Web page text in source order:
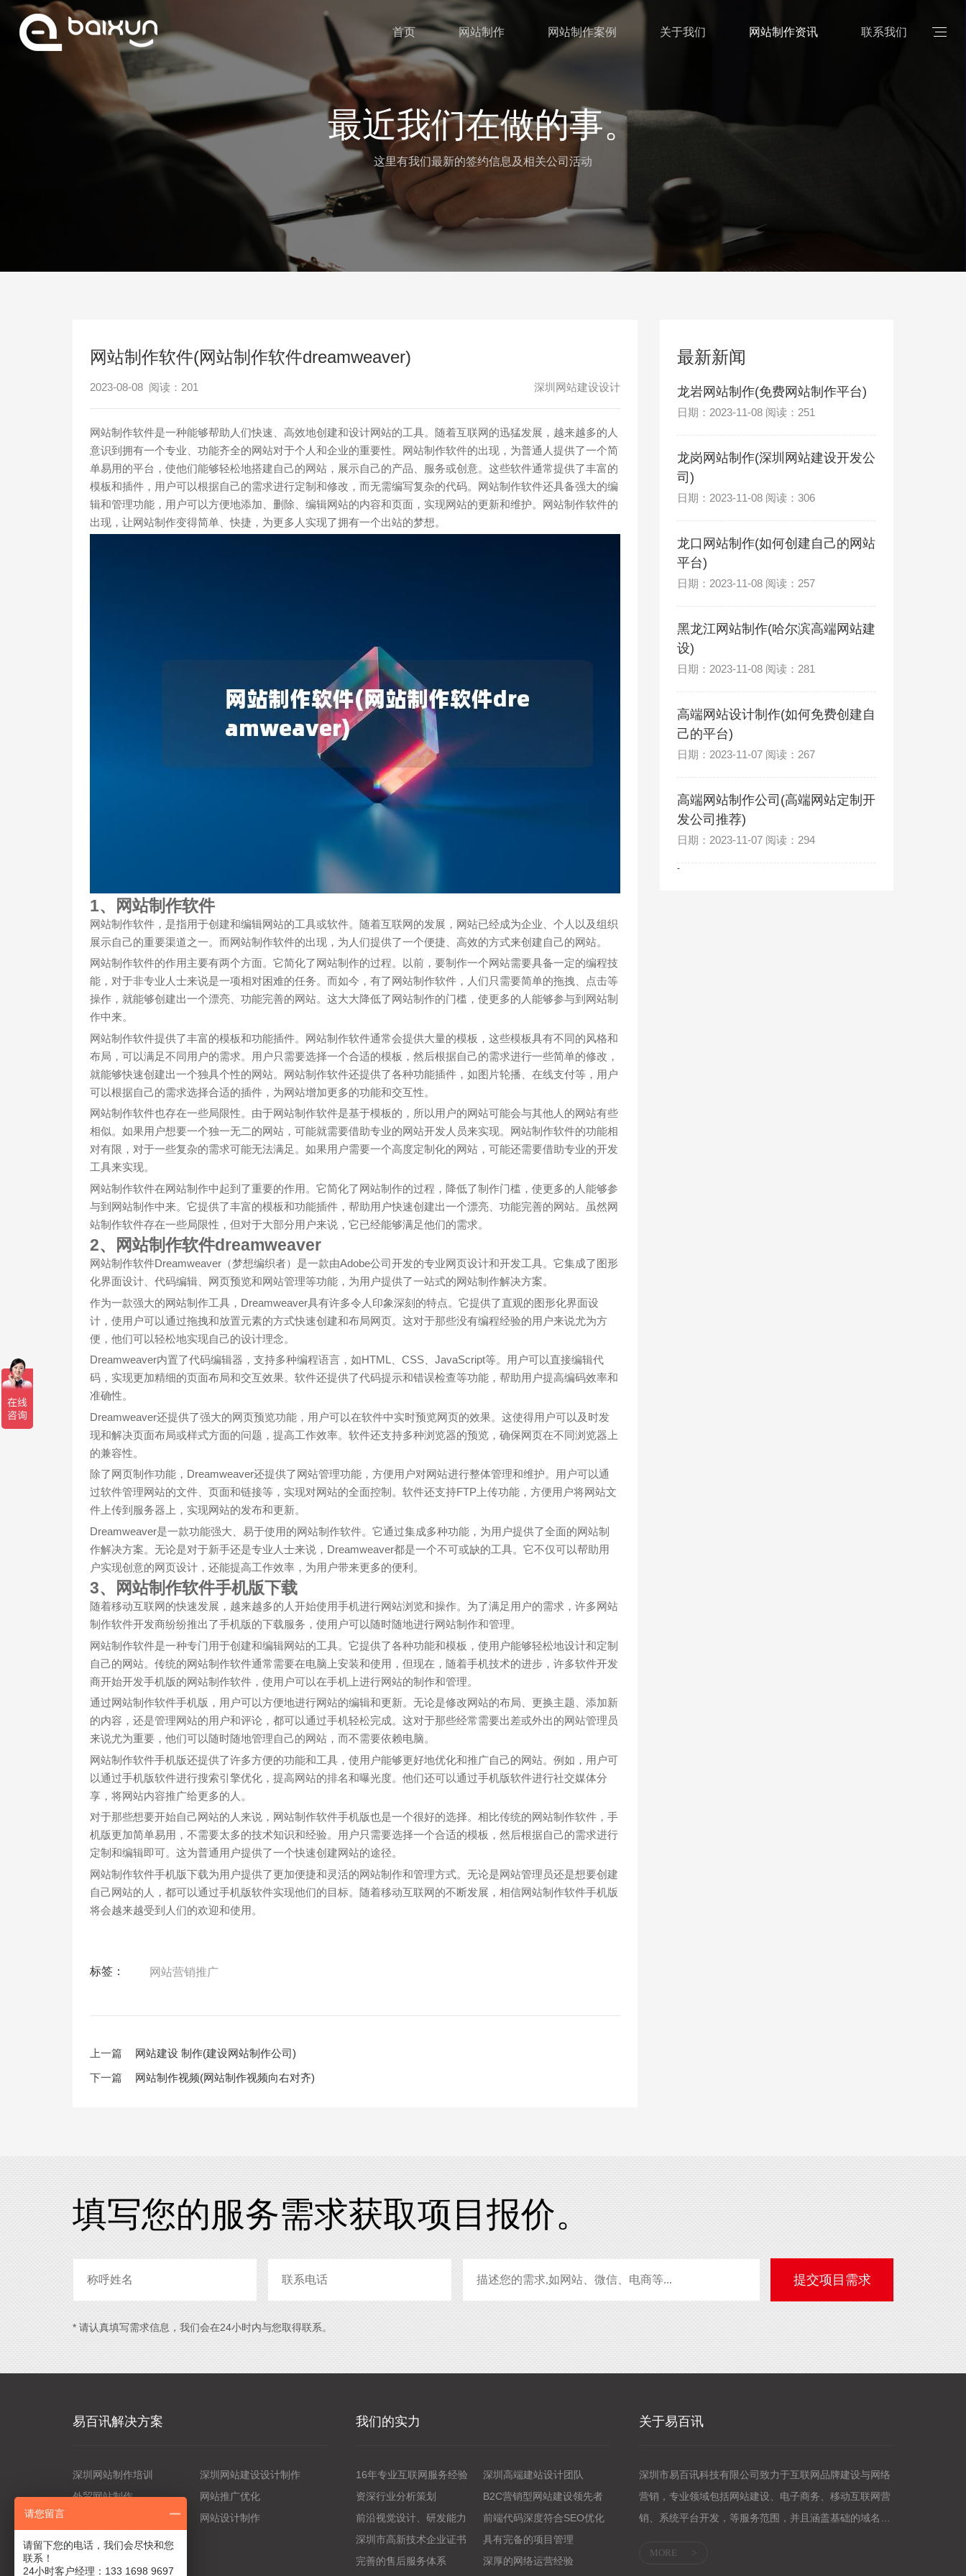
首页 网站制作 网站制作案例 关于我们 网站制作资讯 联系我们
最近我们在做的事。
这里有我们最新的签约信息及相关公司活动
网站制作软件(网站制作软件dreamweaver)
2023-08-08 阅读： 201 深圳网站建设设计
网站制作软件是一种能够帮助人们快速、高效地创建和设计网站的工具。随着互联网的迅猛发展，越来越多的人
意识到拥有一个专业、功能齐全的网站对于个人和企业的重要性。网站制作软件的出现，为普通人提供了一个简
单易用的平台，使他们能够轻松地搭建自己的网站，展示自己的产品、服务或创意。这些软件通常提供了丰富的
模板和插件，用户可以根据自己的需求进行定制和修改，而无需编写复杂的代码。网站制作软件还具备强大的编
辑和管理功能，用户可以方便地添加、删除、编辑网站的内容和页面，实现网站的更新和维护。网站制作软件的
出现，让网站制作变得简单、快捷，为更多人实现了拥有一个出站的梦想。
1、网站制作软件
网站制作软件，是指用于创建和编辑网站的工具或软件。随着互联网的发展，网站已经成为企业、个人以及组织
展示自己的重要渠道之一。而网站制作软件的出现，为人们提供了一个便捷、高效的方式来创建自己的网站。
网站制作软件的作用主要有两个方面。它简化了网站制作的过程。以前，要制作一个网站需要具备一定的编程技
能，对于非专业人士来说是一项相对困难的任务。而如今，有了网站制作软件，人们只需要简单的拖拽、点击等
操作，就能够创建出一个漂亮、功能完善的网站。这大大降低了网站制作的门槛，使更多的人能够参与到网站制
作中来。
网站制作软件提供了丰富的模板和功能插件。网站制作软件通常会提供大量的模板，这些模板具有不同的风格和
布局，可以满足不同用户的需求。用户只需要选择一个合适的模板，然后根据自己的需求进行一些简单的修改，
就能够快速创建出一个独具个性的网站。网站制作软件还提供了各种功能插件，如图片轮播、在线支付等，用户
可以根据自己的需求选择合适的插件，为网站增加更多的功能和交互性。
网站制作软件也存在一些局限性。由于网站制作软件是基于模板的，所以用户的网站可能会与其他人的网站有些
相似。如果用户想要一个独一无二的网站，可能就需要借助专业的网站开发人员来实现。网站制作软件的功能相
对有限，对于一些复杂的需求可能无法满足。如果用户需要一个高度定制化的网站，可能还需要借助专业的开发
工具来实现。
网站制作软件在网站制作中起到了重要的作用。它简化了网站制作的过程，降低了制作门槛，使更多的人能够参
与到网站制作中来。它提供了丰富的模板和功能插件，帮助用户快速创建出一个漂亮、功能完善的网站。虽然网
站制作软件存在一些局限性，但对于大部分用户来说，它已经能够满足他们的需求。
2、网站制作软件dreamweaver
网站制作软件Dreamweaver（梦想编织者）是一款由Adobe公司开发的专业网页设计和开发工具。它集成了图形
化界面设计、代码编辑、网页预览和网站管理等功能，为用户提供了一站式的网站制作解决方案。
作为一款强大的网站制作工具，Dreamweaver具有许多令人印象深刻的特点。它提供了直观的图形化界面设
计，使用户可以通过拖拽和放置元素的方式快速创建和布局网页。这对于那些没有编程经验的用户来说尤为方
便，他们可以轻松地实现自己的设计理念。
Dreamweaver内置了代码编辑器，支持多种编程语言，如HTML、CSS、JavaScript等。用户可以直接编辑代
码，实现更加精细的页面布局和交互效果。软件还提供了代码提示和错误检查等功能，帮助用户提高编码效率和
准确性。
Dreamweaver还提供了强大的网页预览功能，用户可以在软件中实时预览网页的效果。这使得用户可以及时发
现和解决页面布局或样式方面的问题，提高工作效率。软件还支持多种浏览器的预览，确保网页在不同浏览器上
的兼容性。
除了网页制作功能，Dreamweaver还提供了网站管理功能，方便用户对网站进行整体管理和维护。用户可以通
过软件管理网站的文件、页面和链接等，实现对网站的全面控制。软件还支持FTP上传功能，方便用户将网站文
件上传到服务器上，实现网站的发布和更新。
Dreamweaver是一款功能强大、易于使用的网站制作软件。它通过集成多种功能，为用户提供了全面的网站制
作解决方案。无论是对于新手还是专业人士来说，Dreamweaver都是一个不可或缺的工具。它不仅可以帮助用
户实现创意的网页设计，还能提高工作效率，为用户带来更多的便利。
3、网站制作软件手机版下载
随着移动互联网的快速发展，越来越多的人开始使用手机进行网站浏览和操作。为了满足用户的需求，许多网站
制作软件开发商纷纷推出了手机版的下载服务，使用户可以随时随地进行网站制作和管理。
网站制作软件是一种专门用于创建和编辑网站的工具。它提供了各种功能和模板，使用户能够轻松地设计和定制
自己的网站。传统的网站制作软件通常需要在电脑上安装和使用，但现在，随着手机技术的进步，许多软件开发
商开始开发手机版的网站制作软件，使用户可以在手机上进行网站的制作和管理。
通过网站制作软件手机版，用户可以方便地进行网站的编辑和更新。无论是修改网站的布局、更换主题、添加新
的内容，还是管理网站的用户和评论，都可以通过手机轻松完成。这对于那些经常需要出差或外出的网站管理员
来说尤为重要，他们可以随时随地管理自己的网站，而不需要依赖电脑。
网站制作软件手机版还提供了许多方便的功能和工具，使用户能够更好地优化和推广自己的网站。例如，用户可
以通过手机版软件进行搜索引擎优化，提高网站的排名和曝光度。他们还可以通过手机版软件进行社交媒体分
享，将网站内容推广给更多的人。
对于那些想要开始自己网站的人来说，网站制作软件手机版也是一个很好的选择。相比传统的网站制作软件，手
机版更加简单易用，不需要太多的技术知识和经验。用户只需要选择一个合适的模板，然后根据自己的需求进行
定制和编辑即可。这为普通用户提供了一个快速创建网站的途径。
网站制作软件手机版下载为用户提供了更加便捷和灵活的网站制作和管理方式。无论是网站管理员还是想要创建
自己网站的人，都可以通过手机版软件实现他们的目标。随着移动互联网的不断发展，相信网站制作软件手机版
将会越来越受到人们的欢迎和使用。
标签： 网站营销推广
上一篇
网站建设 制作(建设网站制作公司)
下一篇
网站制作视频(网站制作视频向右对齐)
最新新闻
龙岩网站制作(免费网站制作平台)
日期：2023-11-08 阅读：251
龙岗网站制作(深圳网站建设开发公
司)
日期：2023-11-08 阅读：306
龙口网站制作(如何创建自己的网站
平台)
日期：2023-11-08 阅读：257
黑龙江网站制作(哈尔滨高端网站建
设)
日期：2023-11-08 阅读：281
高端网站设计制作(如何免费创建自
己的平台)
日期：2023-11-07 阅读：267
高端网站制作公司(高端网站定制开
发公司推荐)
日期：2023-11-07 阅读：294
-
填写您的服务需求获取项目报价。
* 请认真填写需求信息，我们会在24小时内与您取得联系。
易百讯解决方案
深圳网站制作培训
深圳网站建设设计制作
外贸网站制作
网站推广优化
网站设计制作
我们的实力
16年专业互联网服务经验
深圳高端建站设计团队
资深行业分析策划
B2C营销型网站建设领先者
前沿视觉设计、研发能力
前端代码深度符合SEO优化
深圳市高新技术企业证书
具有完备的项目管理
完善的售后服务体系
深厚的网络运营经验
关于易百讯
深圳市易百讯科技有限公司致力于互联网品牌建设与网络
营销，专业领域包括网站建设、电子商务、移动互联网营
销、系统平台开发，等服务范围，并且涵盖基础的域名服
MORE >
请您留言
请留下您的电话，我们会尽快和您
联系！
24小时客户经理：133 1698 9697